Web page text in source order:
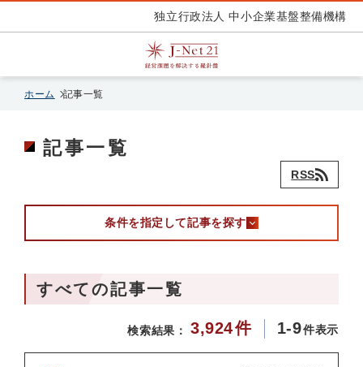
独立行政法人 中小企業基盤整備機構
ホーム 記事一覧
記事一覧
RSS
条件を指定して記事を探す
すべての記事一覧
検索結果： 3,924件 1-9件表示